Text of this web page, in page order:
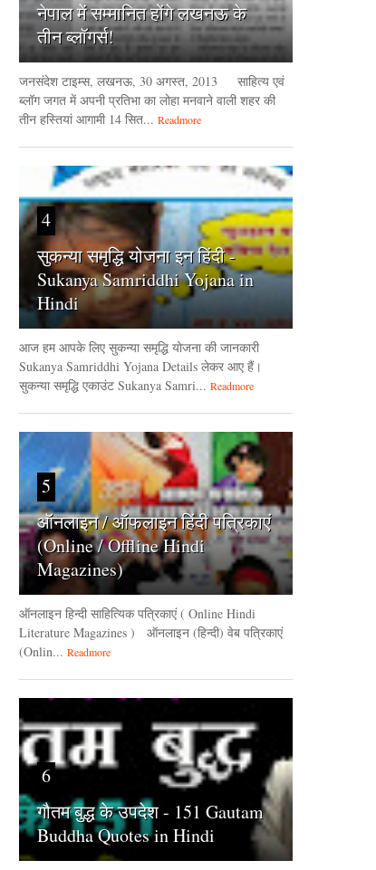
नेपाल में सम्मानित होंगे लखनऊ के
तीन ब्लॉगर्स!
जनसंदेश टाइम्‍स, लखनऊ, 30 अगस्‍त, 2013 साहित्य एवं
ब्लॉग जगत में अपनी प्रतिभा का लोहा मनवाने वाली शहर की
तीन हस्तियां आगामी 14 सित... Readmore
4
सुकन्या समृद्धि योजना इन हिंदी -
Sukanya Samriddhi Yojana in
Hindi
आज हम आपके लिए सुकन्या समृद्धि योजना की जानकारी
Sukanya Samriddhi Yojana Details लेकर आए हैं।
सुकन्या समृद्धि एकाउंट Sukanya Samri... Readmore
5
ऑनलाइन / ऑफलाइन हिंदी पत्रिकाएं
(Online / Offline Hindi
Magazines)
ऑनलाइन हिन्‍दी साहित्यिक पत्रिकाएं ( Online Hindi
Literature Magazines ) ऑनलाइन (हिन्‍दी) वेब पत्रिकाएं
(Onlin... Readmore
6
गौतम बुद्ध के उपदेश - 151 Gautam
Buddha Quotes in Hindi